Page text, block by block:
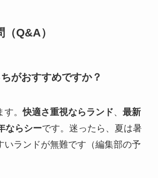
Q&A）
がおすすめですか？
す。快適さ重視ならランド、 最新
ならシーです。迷ったら、夏は暑
いランドが無難です（編集部の予